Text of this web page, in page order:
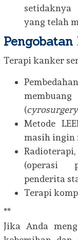
yang telah
Terapi kanker
(cyrosurgery
Metode
masih ingin
(operasi
penderita
Terapi
**
Jika Anda